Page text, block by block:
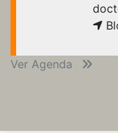
Ver Agenda